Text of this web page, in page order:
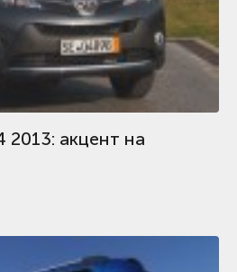
2013: акцент на